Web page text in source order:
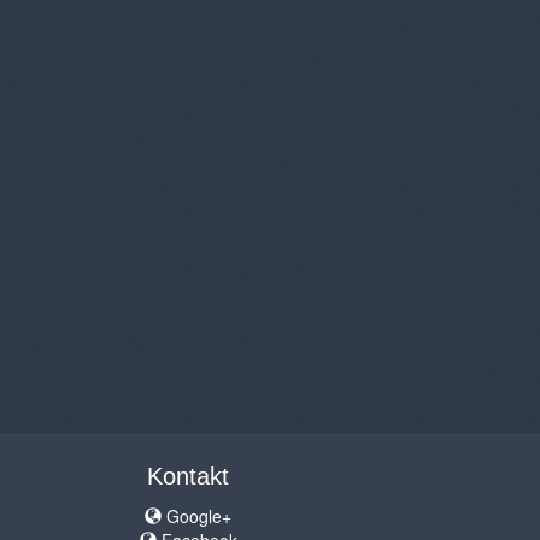
Kontakt
Google+